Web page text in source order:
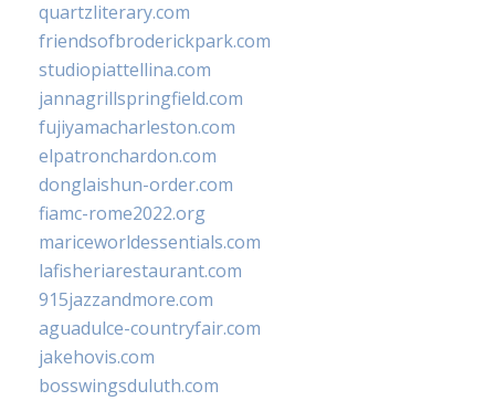
quartzliterary.com
friendsofbroderickpark.com
studiopiattellina.com
jannagrillspringfield.com
fujiyamacharleston.com
elpatronchardon.com
donglaishun-order.com
fiamc-rome2022.org
mariceworldessentials.com
lafisheriarestaurant.com
915jazzandmore.com
aguadulce-countryfair.com
jakehovis.com
bosswingsduluth.com